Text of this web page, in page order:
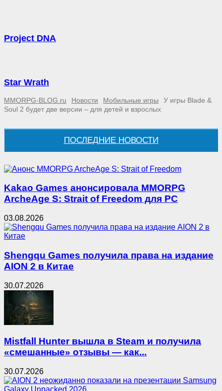
Project DNA
Star Wrath
MMORPG-BLOG.ru Новости Мобильные игры
У игры Blade &
Soul 2 будет две версии – для детей и взрослых
ПОСЛЕДНИЕ НОВОСТИ
Kakao Games анонсировала MMORPG
ArcheAge S: Strait of Freedom для PC
03.08.2026
Shengqu Games получила права на издание
AION 2 в Китае
30.07.2026
Mistfall Hunter вышла в Steam и получила
«смешанные» отзывы — как...
30.07.2026